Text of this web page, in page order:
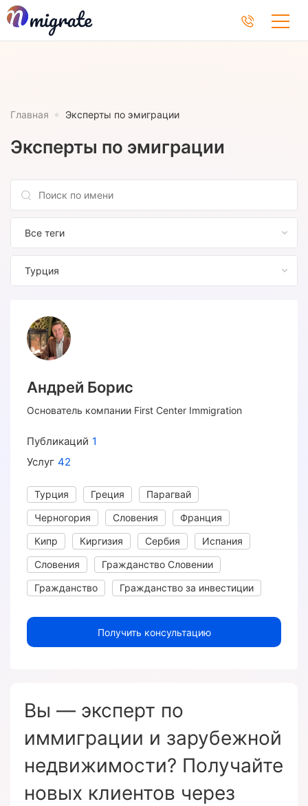
Главная Эксперты по эмиграции
Эксперты по эмиграции
Все теги
Турция
Андрей Борис
Основатель компании First Center Immigration
Публикаций 1
Услуг 42
Турция Греция
Парагвай
Черногория
Словения
Франция
Кипр
Киргизия Сербия
Испания
Словения
Гражданство Словении
Гражданство
Гражданство за инвестиции
Получить консультацию
Вы — эксперт по
иммиграции и зарубежной
недвижимости? Получайте
новых клиентов через